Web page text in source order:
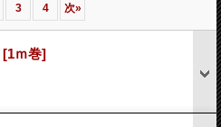
3 4 次»
[1ｍ巻]